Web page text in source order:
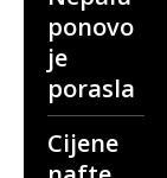
ponovo
je
porasla
Cijene